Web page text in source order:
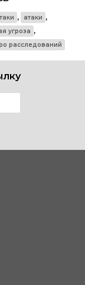
, атаки ,
угроза ,
расследований